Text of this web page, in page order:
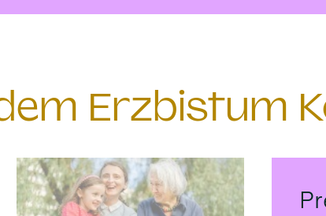
Erzbistum